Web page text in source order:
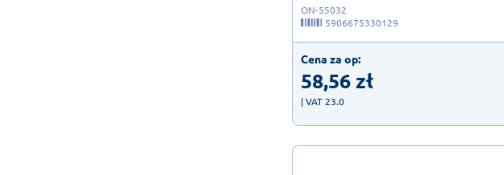
ON-55032
5906675330129
Cena za op:
58,56zł
| VAT 23.0